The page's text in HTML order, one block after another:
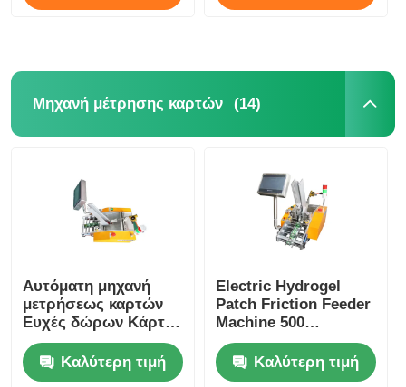
Μηχανή μέτρησης καρτών (14)
Αυτόματη μηχανή
μετρήσεως καρτών
Ευχές δώρων Κάρτες
γρατζουνιού Τροφή
μαξιλάρι συσκευασία
μηχανή
Καλύτερη τιμή
Electric Hydrogel
Patch Friction Feeder
Machine 500
Sheets/Min
Καλύτερη τιμή